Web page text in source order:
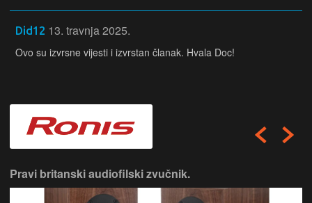
Did12 13. travnja 2025.
Ovo su izvrsne vijesti i izvrstan članak. Hvala Doc!
Pravi britanski audiofilski zvučnik.